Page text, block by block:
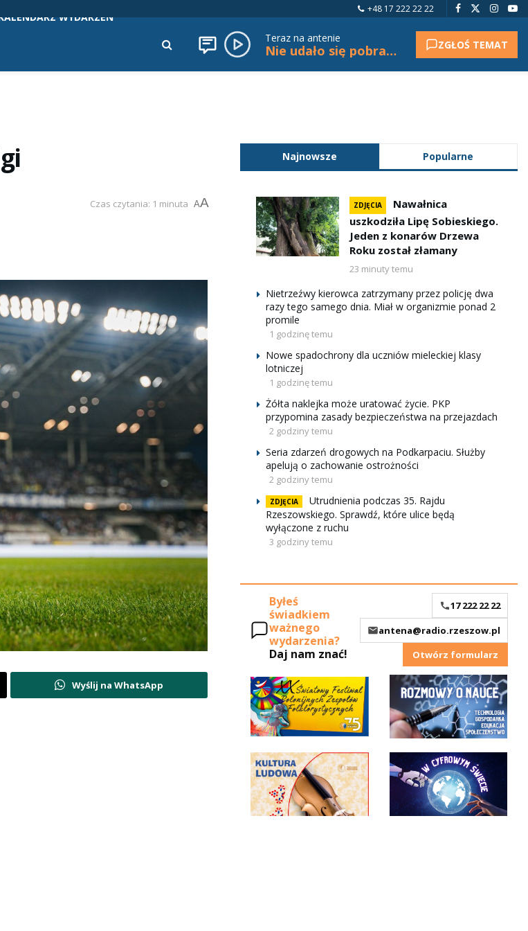
+48 17 222 22 22
WYDARZEŃ
Teraz na antenie
Nie udało się pobrać tytułu. ZGŁOŚ TEMAT
Czas czytania: 1 minuta AA
Wyślij na WhatsApp
Najnowsze Popularne
ZDJĘCIA
Nawałnica
uszkodziła Lipę Sobieskiego.
Jeden z konarów Drzewa
Roku został złamany
23 minuty temu
Nietrzeźwy kierowca zatrzymany przez policję dwa
razy tego samego dnia. Miał w organizmie ponad 2
promile
1 godzinę temu
Nowe spadochrony dla uczniów mieleckiej klasy
lotniczej
1 godzinę temu
Żółta naklejka może uratować życie. PKP
przypomina zasady bezpieczeństwa na przejazdach
2 godziny temu
Seria zdarzeń drogowych na Podkarpaciu. Służby
apelują o zachowanie ostrożności
2 godziny temu
ZDJĘCIA
Utrudnienia podczas 35. Rajdu
Rzeszowskiego. Sprawdź, które ulice będą
wyłączone z ruchu
3 godziny temu
Byłeś
świadkiem
ważnego
wydarzenia?
Daj nam znać!
17 222 22 22
antena@radio.rzeszow.pl
Otwórz formularz